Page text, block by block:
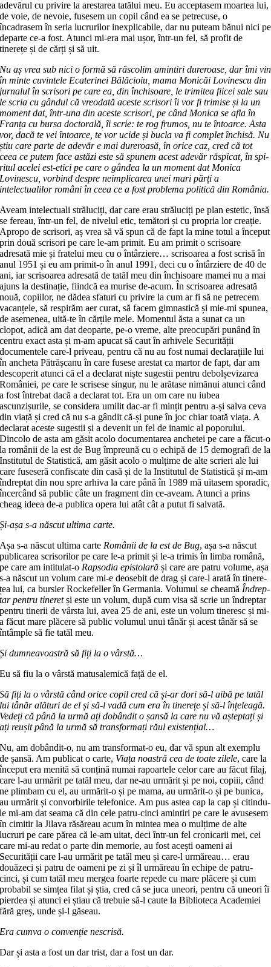
adevărul cu privire la arestarea tatălui meu. Eu ac­ceptasem moartea lui,
de voie, de ne­voie, fusesem un copil când ea se petre­cu­se, o
încadrasem în seria lucrurilor inexplicabile, dar nu puteam bănui nici pe
departe ce-a fost. Atunci mi-era mai ușor, într-un fel, să profit de
tinerețe și de cărți și să uit.
Nu aș vrea sub nici o formă să răsco­lim amintiri dureroase, dar îmi vin
în minte cuvintele Ecaterinei Bălăcioiu, ma­ma Monicăi Lovinescu din
jurnalul în scrisori pe care ea, din închisoare, le trimitea fiicei sale sau
le scria cu gândul că vreodată aceste scrisori îi vor fi trimise și la un
moment dat, într-una din aceste scrisori, pe când Monica se afla în
Franța cu bursa doctorală, îi scrie: te rog frumos, nu te întoarce. Asta
vor, dacă te vei întoarce, te vor ucide și bucla va fi com­plet închisă. Nu
știu care parte de adevăr e mai dureroasă, în orice caz, cred că tot
ceea ce putem face astăzi este să spunem acest adevăr răspicat, în spi­
ritul acelei est-etici pe care o gândea la un moment dat Monica
Lovinescu, vor­bind despre neimplicarea unei mari părți a
intelectualilor români în ceea ce a fost problema politică din România.
Aveam intelectuali străluciți, dar care erau străluciți pe plan estetic, însă
se fereau, într-un fel, de nivelul etic, te­mă­tori și cu propria lor creație.
Apropo de scrisori, aș vrea să vă spun că de fapt la mine totul a început
prin două scri­sori pe care le-am primit. Eu am primit o scrisoare
adresată mie și fratelui meu cu o întârziere… scrisoarea a fost scrisă în
anul 1951 și eu am primit-o în anul 1991, deci cu o întârziere de 40 de
ani, iar scrisoarea adresată de tatăl meu din în­chisoare mamei nu a mai
ajuns la des­ti­nație, fiindcă ea murise de-acum. În scrisoarea adresată
nouă, copiilor, ne dă­dea sfaturi cu privire la cum ar fi să ne pe­trecem
vacanțele, să respirăm aer cu­rat, să facem gimnastică și mie-mi spu­nea,
de asemenea, uită-te în cărțile mele. Momentul ăsta a sunat ca un
clopot, adi­că am dat deoparte, pe-o vreme, alte preocupări punând în
centru exact asta și m-am apucat să caut în arhivele Securității
documentele care-l priveau, pentru că nu au fost numai declarațiile lui
în ancheta Pătrășcanu în care fusese arestat ca martor de fapt, dar am
des­co­perit atunci că el a declarat niște sugestii pentru debolșevizarea
României, pe ca­re le scrisese singur, nu le arătase nimă­nui atunci când
a fost întrebat dacă a declarat tot. Era un om care nu iubea
ascunzișurile, se considera umilit dac-ar fi mințit pentru a-și salva ceva
din viață și cred că nu s-a gândit că-și pune în joc chiar toată viața. A
declarat aceste su­ges­tii și a devenit un fel de inamic al po­po­rului.
Dincolo de asta am găsit acolo documentarea anchetei pe care a făcut-o
la românii de la est de Bug împreună cu o echipă de 15 demografi de la
Insti­tu­tul de Statistică, am găsit acolo o mulți­me de alte scrieri ale lui
care fuseseră confiscate din casă și de la Institutul de Statistică și m-am
îndreptat din nou spre arhiva la care până în 1989 mă uita­sem sporadic,
încercând să public câte un fragment din ce-aveam. Atunci a prins
cheag ideea de-a publica opera lui atât cât a putut fi salvată.
Și-așa s-a născut ultima carte.
Așa s-a născut ultima carteRomânii de la est de Bug, așa s-a născut
publica­rea scrisorilor pe care le-a primit și le-a trimis în limba română,
pe care am inti­tu­lat-oRapsodia epistolară și care are pa­tru vo­lu­me, așa
s-a născut un volum care mi-e de­osebit de drag și care-l arată în tine­re­
țea lui, ca bursier Rockefeller în Germania. Volumul se cheamăÎndrep­
tar pentru tineretși este un volum, după cum visa să scrie un îndreptar
pentru ti­ne­rii de vârsta lui, avea 25 de ani, este un volum tineresc și mi-
a făcut mare plă­cere să public volumul unui tânăr și acest tânăr să se
întâmple să fie tatăl meu.
Și dumneavoastră să fiți la o vârstă…
Eu să fiu la o vârstă matusalemică față de el.
Să fiți la o vârstă când orice copil cred că și-ar dori să-l aibă pe tatăl
lui tânăr alături de el și să-l vadă cum era în tinerețe și să-l înțeleagă.
Vedeți că pâ­nă la urmă ați dobândit o șansă la care nu vă așteptați și
ați reușit până la ur­mă să transformați răul existențial…
Nu, am dobândit-o, nu am trans­for­mat-o eu, dar vă spun alt exemplu
de șansă. Am publicat o carte, Viața noas­tră cea de toate zilele, care la
început era menită să conțină numai rapoartele ce­lor care au făcut filaj,
care l-au urmărit pe tatăl meu, dar ne-au urmărit și pe noi, copiii, când
ne plimbam cu el, au ur­mărit-o și pe mama, au urmărit-o și pe bunica,
au urmărit și convorbirile tele­fonice. Am pus astea cap la cap și citin­du-
le mi-am dat seama că din cele patru-cinci amintiri pe care le avusesem
în cimitir la Jilava răsăreau acum în min­tea mea o mulțime de alte
lucruri pe ca­re părea că le-am uitat, deci într-un fel cro­nicarii mei, cei
care mi-au redat o parte din memorie, au fost acești oa­meni ai
Securității care l-au urmărit pe tatăl meu și care-l urmăreau… erau
două­zeci și patru de oameni pe zi și îl ur­mă­reau în echipe de patru-
cinci, și cum tatăl meu mergea foarte repede cu mare plăcere și cum
probabil se simțea filat și știa, cred că se juca uneori, pentru că une­ori îi
pierdea și atunci ei știau că tre­buie să-l caute la Biblioteca Academiei
fără greș, unde și-l găseau.
Era cumva o convenție nescrisă.
Dar și asta a fost un dar trist, dar a fost un dar.